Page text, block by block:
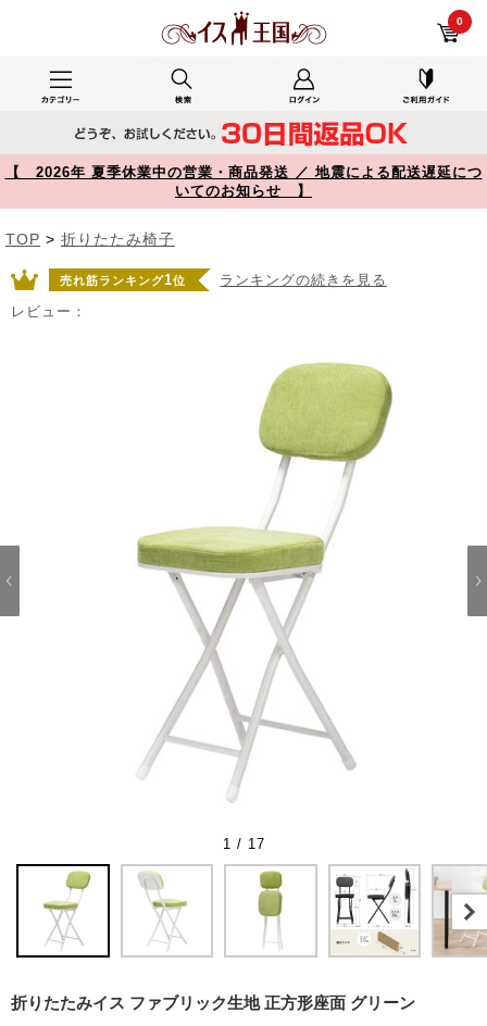
0
【 2026年 夏季休業中の営業・商品発送 ／ 地震による配送遅延につ
いてのお知らせ 】
TOP > 折りたたみ椅子
売れ筋ランキング1位
ランキングの続きを見る
レビュー：
1 / 17
折りたたみイス ファブリック生地 正方形座面 グリーン